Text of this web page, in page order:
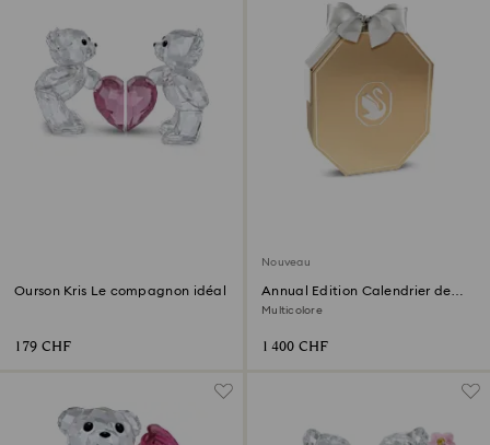
Ourson Kris Le compagnon idéal
179 CHF
Nouveau
Annual Edition Calendrier de
l’Avent 2026
Multicolore
1 400 CHF